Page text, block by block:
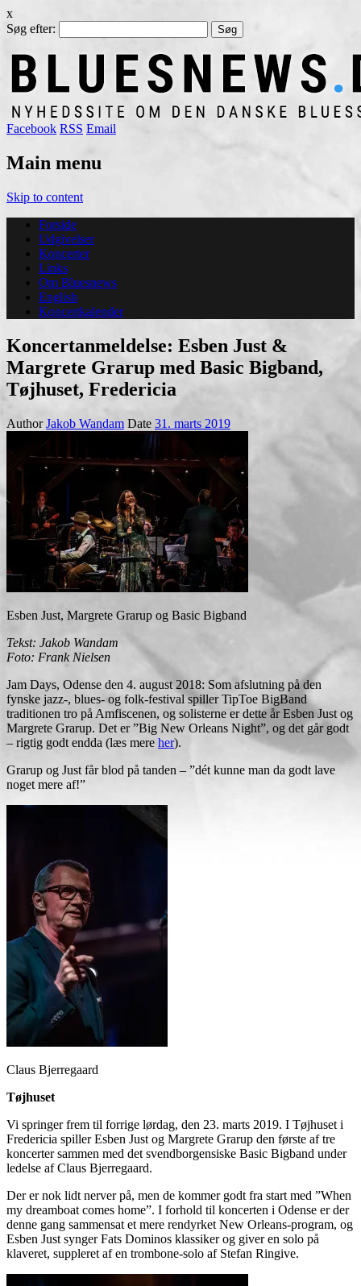
x
Søg efter:
Facebook RSS Email
Main menu
Skip to content
Forside
Udgivelser
Koncerter
Links
Om Bluesnews
English
Koncertkalender
Koncertanmeldelse: Esben Just &
Margrete Grarup med Basic Bigband,
Tøjhuset, Fredericia
AuthorJakob Wandam Date 31. marts 2019
Esben Just, Margrete Grarup og Basic Bigband
Tekst: Jakob Wandam
Foto: Frank Nielsen
Jam Days, Odense den 4. august 2018: Som afslutning på den
fynske jazz-, blues- og folk-festival spiller TipToe BigBand
traditionen tro på Amfiscenen, og solisterne er dette år Esben Just og
Margrete Grarup. Det er ”Big New Orleans Night”, og det går godt
– rigtig godt endda (læs mere her).
Grarup og Just får blod på tanden – ”dét kunne man da godt lave
noget mere af!”
Claus Bjerregaard
Tøjhuset
Vi springer frem til forrige lørdag, den 23. marts 2019. I Tøjhuset i
Fredericia spiller Esben Just og Margrete Grarup den første af tre
koncerter sammen med det svendborgensiske Basic Bigband under
ledelse af Claus Bjerregaard.
Der er nok lidt nerver på, men de kommer godt fra start med ”When
my dreamboat comes home”. I forhold til koncerten i Odense er der
denne gang sammensat et mere rendyrket New Orleans-program, og
Esben Just synger Fats Dominos klassiker og giver en solo på
klaveret, suppleret af en trombone-solo af Stefan Ringive.